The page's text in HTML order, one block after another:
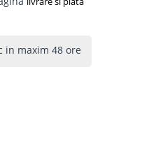
in maxim 48 ore